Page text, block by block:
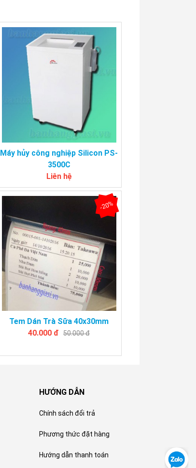
Máy hủy công nghiệp Silicon PS-
3500C
Liên hệ
Tem Dán Trà Sữa 40x30mm
-20%
40.000 đ 50.000 đ
HƯỚNG DẪN
Chính sách đổi trả
Phương thức đặt hàng
Hướng dẫn thanh toán